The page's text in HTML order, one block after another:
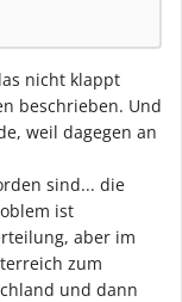
nicht klappt
beschrieben. Und
weil dagegen an
sind... die
ist
aber im
zum
und dann